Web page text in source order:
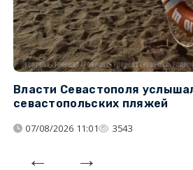
Власти Севастополя
севастопольских пляжей
07/08/2026 11:01 3543